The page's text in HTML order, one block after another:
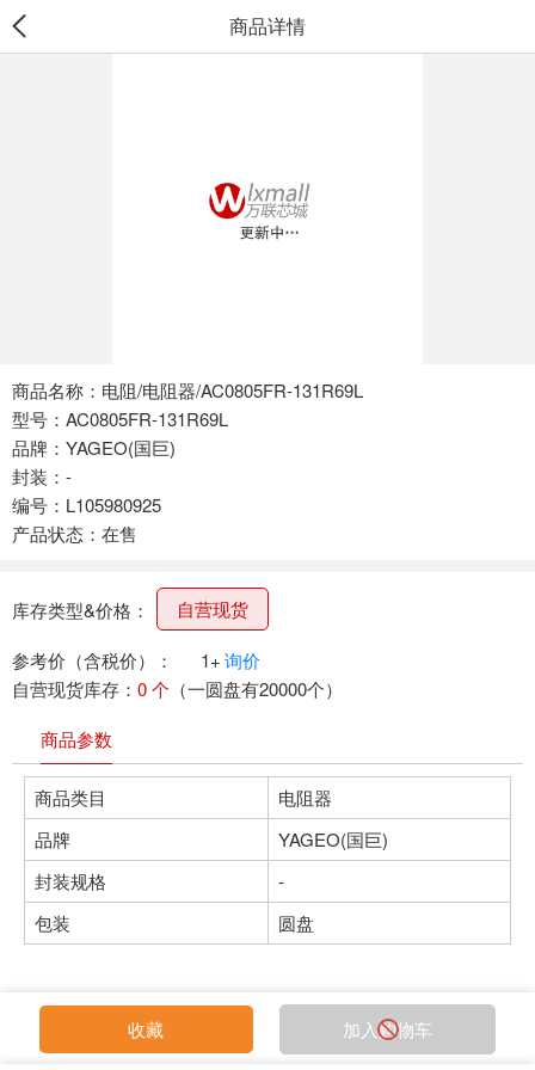
商品详情
商品名称：电阻/电阻器/AC0805FR-131R69L
型号：AC0805FR-131R69L
品牌：YAGEO(国巨)
封装：-
编号：L105980925
产品状态：在售
库存类型&价格： 自营现货
参考价（含税价）： 1+询价
自营现货库存： 0 个 （一圆盘有20000个）
商品参数
商品类目
电阻器
品牌
YAGEO(国巨)
封装规格
-
包装
圆盘
收藏 加入购物车